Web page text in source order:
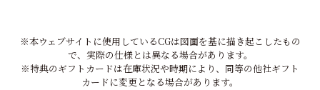
※本ウェブサイトに使用しているCGは図面を基に描き起こしたもの
で、実際の仕様とは異なる場合があります。
※特典のギフトカードは在庫状況や時期により、同等の他社ギフト
カードに変更となる場合があります。